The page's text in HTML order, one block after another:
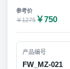
￥1275 ￥750
产品编号
FW_MZ-021